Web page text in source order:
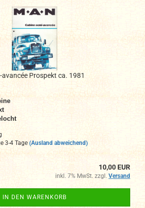
avancée Prospekt ca. 1981
3-4 Tage (Ausland abweichend)
10,00 EUR
inkl. 7% MwSt. zzgl. Versand
IN DEN WARENKORB